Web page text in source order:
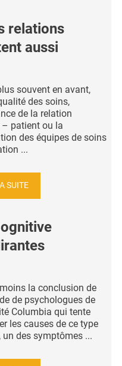
relations
aussi
souvent en avant,
des soins,
de la relation
– patient ou la
des équipes de soins
...
SUITE
moins la conclusion de
de psychologues de
Columbia qui tente
les causes de ce type
un des symptômes ...